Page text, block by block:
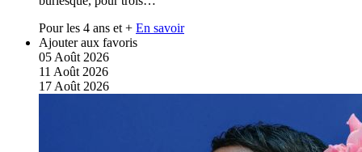
Pour les 4 ans et + En savoir
Ajouter aux favoris
05 Août 2026
11 Août 2026
17 Août 2026